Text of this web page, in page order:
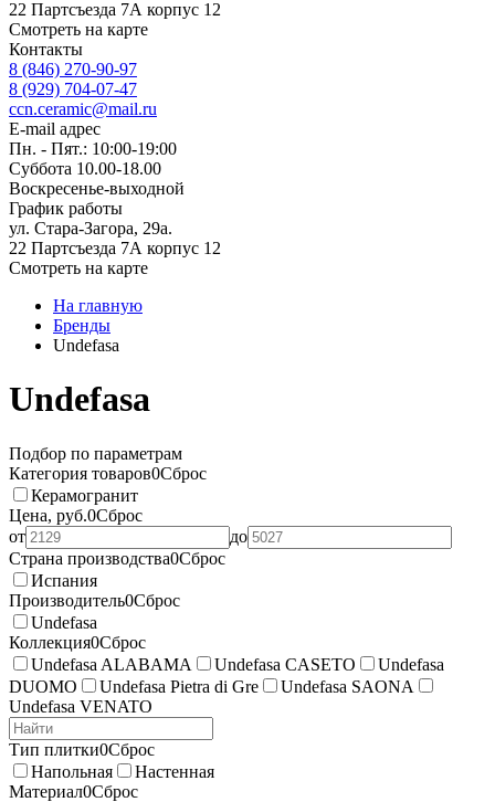
22 Партсъезда 7А корпус 12
Смотреть на карте
Контакты
8 (846) 270-90-97
8 (929) 704-07-47
ccn.ceramic@mail.ru
E-mail адрес
Пн. - Пят.: 10:00-19:00
Суббота 10.00-18.00
Воскресенье-выходной
График работы
ул. Стара-Загора, 29а.
22 Партсъезда 7А корпус 12
Смотреть на карте
На главную
Бренды
Undefasa
Undefasa
Подбор по параметрам
Категория товаров0Сброс
Керамогранит
Цена, руб.0Сброс
от
до
Страна производства0Сброс
Испания
Производитель0Сброс
Undefasa
Коллекция0Сброс
Undefasa ALABAMA
Undefasa CASETO
Undefasa
DUOMO
Undefasa Pietra di Gre
Undefasa SAONA
Undefasa VENATO
Тип плитки0Сброс
Напольная
Настенная
Материал0Сброс